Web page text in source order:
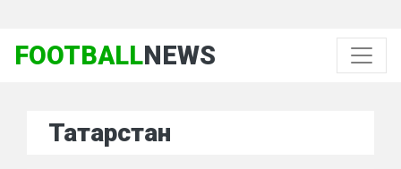
FOOTBALLNEWS
Татарстан